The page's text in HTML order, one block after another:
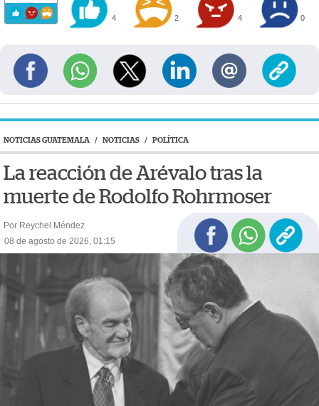
4 2 4 0
NOTICIAS GUATEMALA / NOTICIAS / POLÍTICA
La reacción de Arévalo tras la
muerte de Rodolfo Rohrmoser
Por Reychel Méndez
08 de agosto de 2026, 01:15